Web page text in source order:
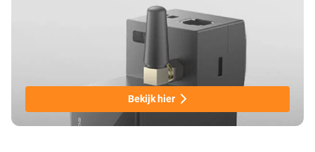
Bekijk hier